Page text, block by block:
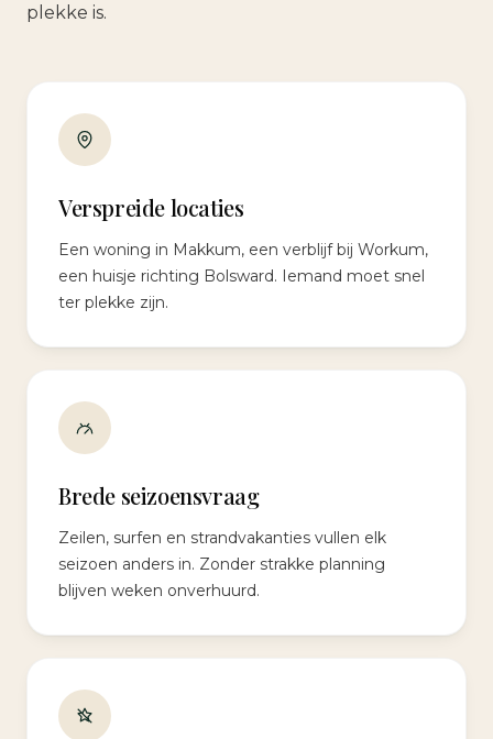
plekke is.
Verspreide locaties
Een woning in Makkum, een verblijf bij Workum,
een huisje richting Bolsward. Iemand moet snel
ter plekke zijn.
Brede seizoensvraag
Zeilen, surfen en strandvakanties vullen elk
seizoen anders in. Zonder strakke planning
blijven weken onverhuurd.